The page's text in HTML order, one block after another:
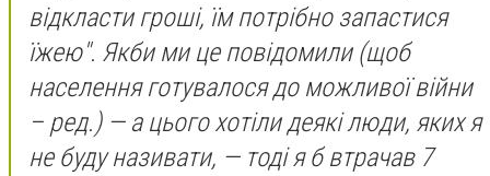
відкласти гроші, їм потрібно запастися
їжею". Якби ми це повідомили (щоб
населення готувалося до можливої війни
– ред.) — а цього хотіли деякі люди, яких я
не буду називати, — тоді я б втрачав 7